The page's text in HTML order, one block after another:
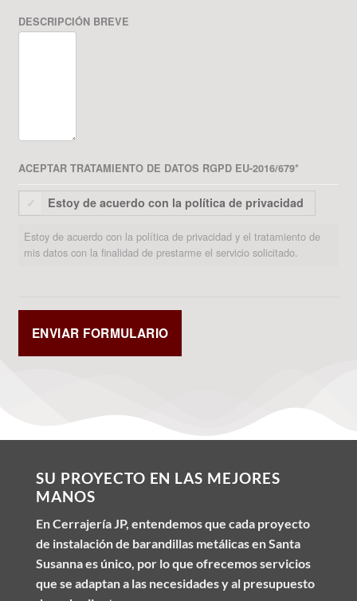
DESCRIPCIÓN BREVE
ACEPTAR TRATAMIENTO DE DATOS RGPD EU-2016/679*
Estoy de acuerdo con la política de privacidad
Estoy de acuerdo con la política de privacidad y el tratamiento de
mis datos con la finalidad de prestarme el servicio solicitado.
SU PROYECTO EN LAS MEJORES
MANOS
En Cerrajería JP, entendemos que cada proyecto
de instalación de barandillas metálicas en Santa
Susanna es único, por lo que ofrecemos servicios
que se adaptan a las necesidades y al presupuesto